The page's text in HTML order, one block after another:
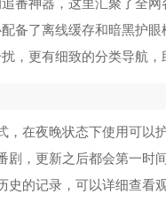
番神器，这里汇聚了全
备了离线缓存和暗黑护
，更有细致的分类导航，
，在夜晚状态下使用可以
剧，更新之后都会第一时
史的记录，可以详细查看